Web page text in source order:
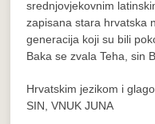
srednjovjekovnim
zapisana stara hrvatska
generacija koji su bili
Baka se zvala Teha, sin
Hrvatskim jezikom i
SIN, VNUK JUNA